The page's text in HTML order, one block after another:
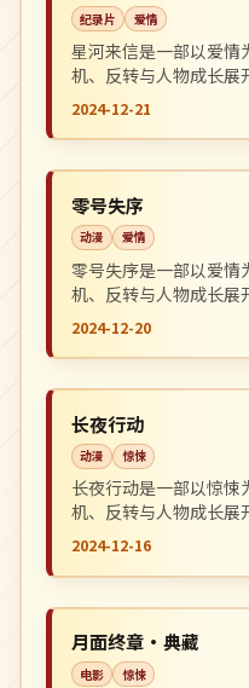
纪录片 爱情
星河来信是一部以爱情
机、反转与人物成长展
观看。
2024-12-21
美国
零号失序
动漫 爱情
零号失序是一部以爱情
机、反转与人物成长展
观看。
2024-12-20
英国
长夜行动
动漫 惊悚
长夜行动是一部以惊悚
机、反转与人物成长展
观看。
2024-12-16
英国
月面终章·典藏
电影 惊悚